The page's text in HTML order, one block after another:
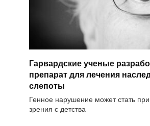
Гарвардские ученые
препарат для лечения
слепоты
Генное нарушение может стать
зрения с детства